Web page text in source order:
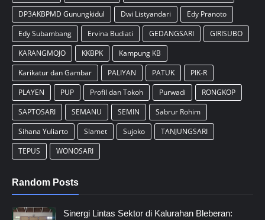
DP3AKBPMD Gunungkidul
Dwi Listyandari
Edy Pranoto
Edy Subambang
Ervina Budiati GEDANGSARI
GIRISUBO
KARANGMOJO
KKBPK
Kampung KB
Karikatur dan Gambar
PALIYAN PATUK
PIK-R
PLAYEN
PUP Profil dan Tokoh Purwadi
RONGKOP
SAPTOSARI
SEMANU SEMIN
Sabrur Rohim
Sihana Yuliarto
Slamet Sujoko
TANJUNGSARI
TEPUS
WONOSARI
Random Posts
Sinergi Lintas Sektor di Kalurahan Bleberan: